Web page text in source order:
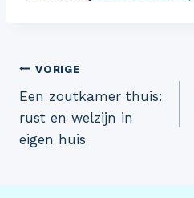
Bericht
navigatie
VORIGE
Een zoutkamer thuis:
rust en welzijn in
eigen huis